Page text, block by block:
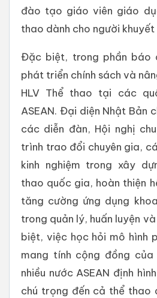
đào tạo giáo viên giáo
thao dành cho người
Đặc biệt, trong phần báo
phát triển chính sách và
HLV Thể thao tại các
ASEAN. Đại diện Nhật Bản
các diễn đàn, Hội nghị
trình trao đổi chuyên gia,
kinh nghiệm trong xây
thao quốc gia, hoàn thiện
tăng cường ứng dụng
trong quản lý, huấn luyện
biệt, việc học hỏi mô hình
mang tính cộng đồng
nhiều nước ASEAN định
chú trọng đến cả thể thao